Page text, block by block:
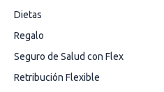
Dietas
Regalo
Seguro de Salud con Flex
Retribución Flexible